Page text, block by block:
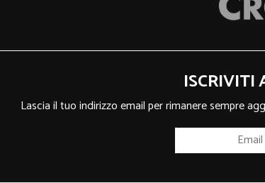
ISCRIVITI
Lascia il tuo indirizzo email per rimanere sempre